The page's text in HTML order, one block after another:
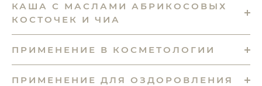
КАША С МАСЛАМИ АБРИКОСОВЫХ
КОСТОЧЕК И ЧИА
ПРИМЕНЕНИЕ В КОСМЕТОЛОГИИ
ПРИМЕНЕНИЕ ДЛЯ ОЗДОРОВЛЕНИЯ